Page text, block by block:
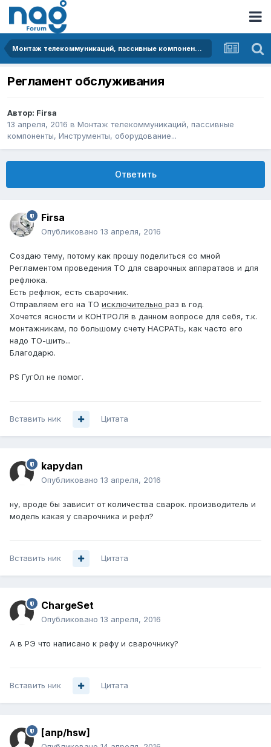
Монтаж телекоммуникаций, пассивные компоненты, Инструменты, оборудование...
Регламент обслуживания
Автор: Firsa
13 апреля, 2016 в Монтаж телекоммуникаций, пассивные
компоненты, Инструменты, оборудование...
Ответить
Firsa
Опубликовано 13 апреля, 2016
Создаю тему, потому как прошу поделиться со мной
Регламентом проведения ТО для сварочных аппаратаов и для
рефлюка.
Есть рефлюк, есть сварочник.
Отправляем его на ТО исключительно раз в год.
Хочется ясности и КОНТРОЛЯ в данном вопросе для себя, т.к.
монтажникам, по большому счету НАСРАТЬ, как часто его
надо ТО-шить...
Благодарю.
PS ГугОл не помог.
Вставить ник Цитата
kapydan
Опубликовано 13 апреля, 2016
ну, вроде бы зависит от количества сварок. производитель и
модель какая у сварочника и рефл?
Вставить ник Цитата
ChargeSet
Опубликовано 13 апреля, 2016
А в РЭ что написано к рефу и сварочнику?
Вставить ник Цитата
[anp/hsw]